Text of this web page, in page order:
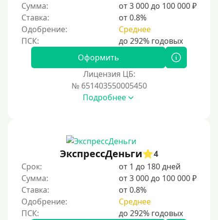
Сумма:
от 3 000 до 100 000 ₽
Ставка:
от 0.8%
Одобрение:
Среднее
Оформить
Лицензия ЦБ:
№ 651403550005450
Подробнее
ЭкспрессДеньги
4
Срок:
от 1 до 180 дней
Сумма:
от 3 000 до 100 000 ₽
Ставка:
от 0.8%
Одобрение:
Среднее